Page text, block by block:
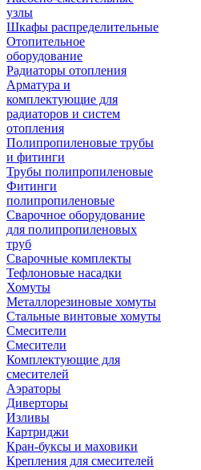
узлы
Шкафы распределительные
Отопительное
оборудование
Радиаторы отопления
Арматура и
комплектующие для
радиаторов и систем
отопления
Полипропиленовые трубы
и фитинги
Трубы полипропиленовые
Фитинги
полипропиленовые
Сварочное оборудование
для полипропиленовых
труб
Сварочные комплекты
Тефлоновые насадки
Хомуты
Металлорезиновые хомуты
Стальные винтовые хомуты
Смесители
Смесители
Комплектующие для
смесителей
Аэраторы
Диверторы
Изливы
Картриджи
Кран-буксы и маховики
Крепления для смесителей